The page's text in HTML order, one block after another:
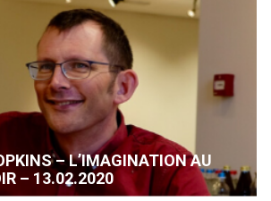
– L’IMAGINATION AU
– 13.02.2020